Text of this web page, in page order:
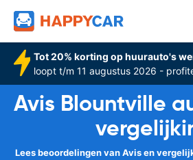
Tot 20% korting op huurauto's
loopt t/m 11 augustus 2026 -
Avis Blountville
Lees beoordelingen van Avis en